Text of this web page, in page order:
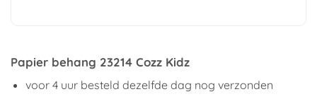
Papier behang 23214 Cozz Kidz
voor 4 uur besteld dezelfde dag nog verzonden